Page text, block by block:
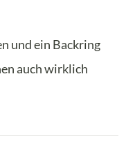
und ein Backring
auch wirklich